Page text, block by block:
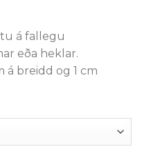
á fallegu
eða heklar.
á breidd og 1 cm